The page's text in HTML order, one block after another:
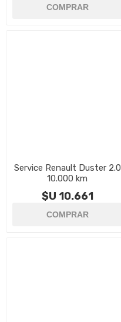
Service Renault Duster 2.0
10.000 km
$U 10.661